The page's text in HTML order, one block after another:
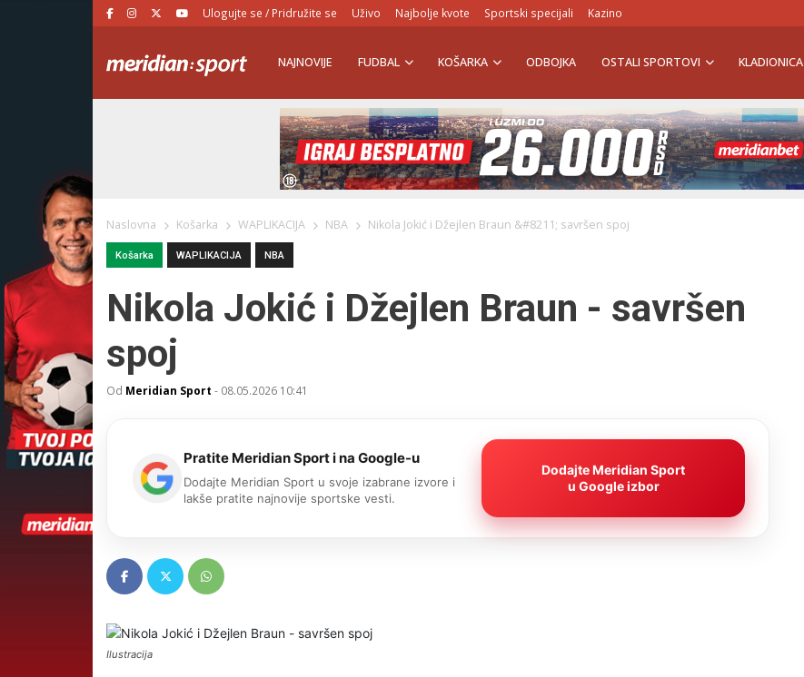
Ulogujte se / Pridružite se Uživo Najbolje kvote Sportski specijali Kazino
NAJNOVIJE FUDBAL KOŠARKA ODBOJKA OSTALI SPORTOVI KLADIONICA
Naslovna Košarka WAPLIKACIJA NBA Nikola Jokić i Džejlen Braun &#8211; savršen spoj
Košarka WAPLIKACIJA NBA
Nikola Jokić i Džejlen Braun - savršen
spoj
Od Meridian Sport - 08.05.2026 10:41
Pratite Meridian Sport i na Google-u
Dodajte Meridian Sport u svoje izabrane izvore i
lakše pratite najnovije sportske vesti.
Dodajte Meridian Sport
u Google izbor
Ilustracija